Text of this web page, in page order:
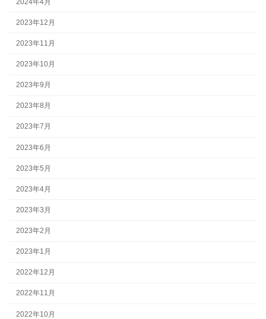
2023年12月
2023年11月
2023年10月
2023年9月
2023年8月
2023年7月
2023年6月
2023年5月
2023年4月
2023年3月
2023年2月
2023年1月
2022年12月
2022年11月
2022年10月